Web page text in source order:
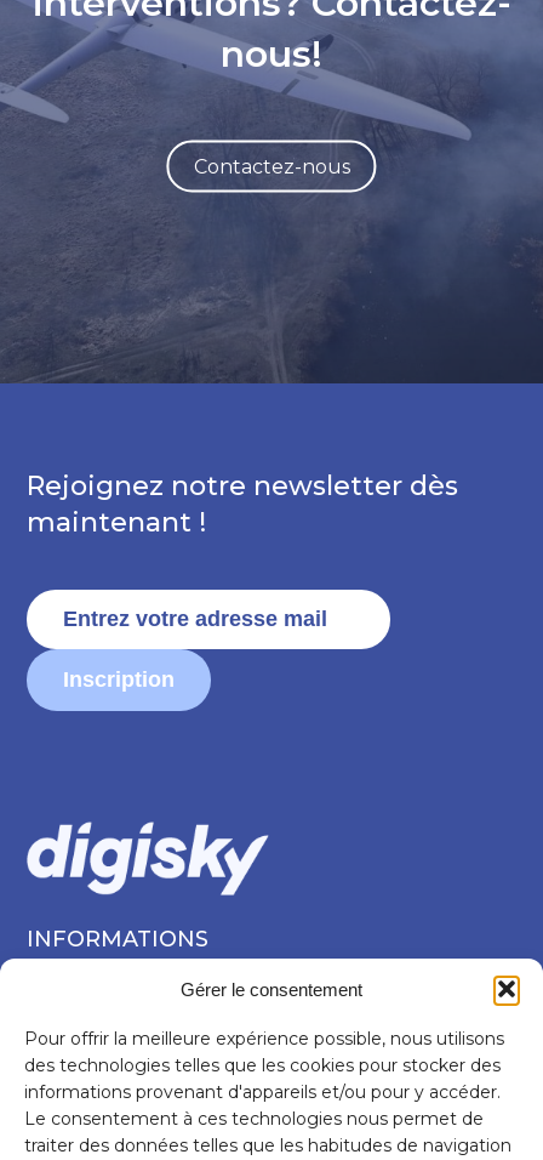
Gérer le consentement
Pour offrir la meilleure expérience possible, nous utilisons
des technologies telles que les cookies pour stocker des
informations provenant d'appareils et/ou pour y accéder.
Le consentement à ces technologies nous permet de
traiter des données telles que les habitudes de navigation
nous!
Contactez-nous
Rejoignez notre newsletter dès
maintenant !
Inscription
INFORMATIONS
À propos
CONTACT
info@digisky.ch